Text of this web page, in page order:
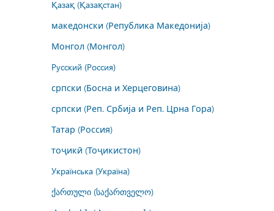
Қазақ (Қазақстан)
македонски (Република Македонија)
Монгол (Монгол)
Русский (Россия)
српски (Босна и Херцеговина)
српски (Реп. Србија и Реп. Црна Гора)
Татар (Россия)
тоҷикӣ (Тоҷикистон)
Українська (Україна)
ქართული (საქართველო)